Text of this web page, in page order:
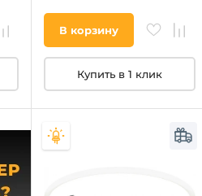
В корзину
Купить в 1 клик